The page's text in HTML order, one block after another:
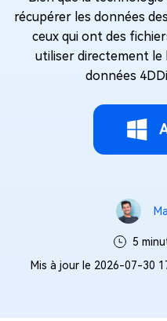
récupérer les données
ceux qui ont des
utiliser directement le
données
5
Mis à jour le 2026-07-30